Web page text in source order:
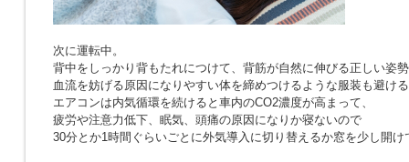
次に運転中。
背中をしっかり背もたれにつけて、背筋が自然に伸びる正しい姿
血流を妨げる原因になりやすい体を締めつけるような服装も避け
エアコンは内気循環を続けると車内のCO2濃度が高まって、
疲労や注意力低下、眠気、頭痛の原因になりか寝ないので
30分とか1時間ぐらいごとに外気導入に切り替えるか窓を少し開け